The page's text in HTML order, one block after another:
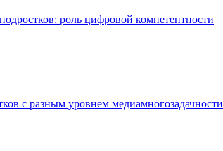
роль цифровой компетентности
с разным уровнем медиамногозадачности